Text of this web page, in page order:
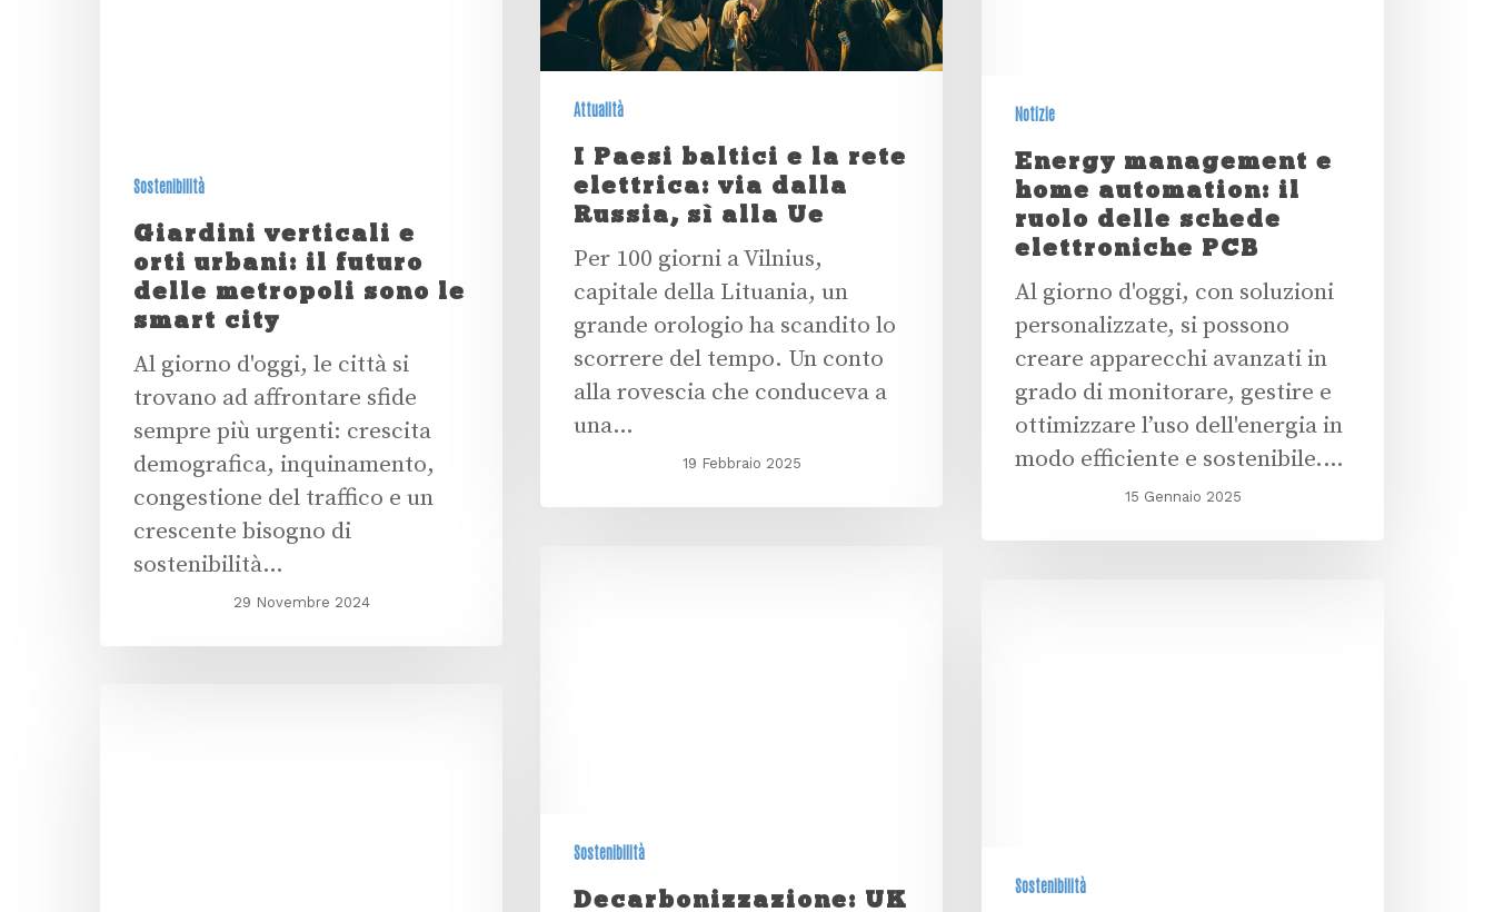
Attualità
I Paesi baltici e la rete
elettrica: via dalla
Russia, sì alla Ue
Per 100 giorni a Vilnius,
capitale della Lituania, un
grande orologio ha scandito lo
scorrere del tempo. Un conto
alla rovescia che conduceva a
una…
19 Febbraio 2025
Notizie
Energy management e
home automation: il
ruolo delle schede
elettroniche PCB
Al giorno d'oggi, con soluzioni
personalizzate, si possono
creare apparecchi avanzati in
grado di monitorare, gestire e
ottimizzare l’uso dell'energia in
modo efficiente e sostenibile.…
15 Gennaio 2025
Sostenibilità
Giardini verticali e
orti urbani: il futuro
delle metropoli sono le
smart city
Al giorno d'oggi, le città si
trovano ad affrontare sfide
sempre più urgenti: crescita
demografica, inquinamento,
congestione del traffico e un
crescente bisogno di
sostenibilità…
29 Novembre 2024
Sostenibilità
Decarbonizzazione: UK Sostenibilità